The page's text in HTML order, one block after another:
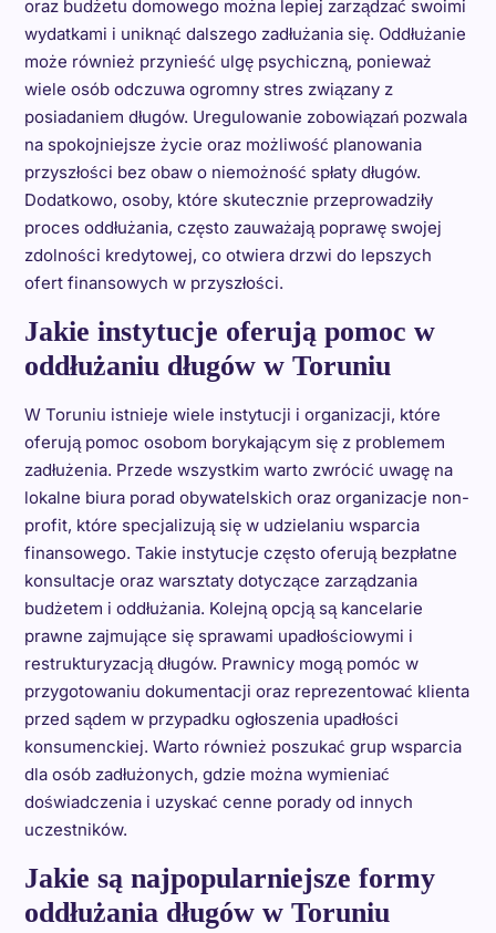
oraz budżetu domowego można lepiej zarządzać swoimi
wydatkami i uniknąć dalszego zadłużania się. Oddłużanie
może również przynieść ulgę psychiczną, ponieważ
wiele osób odczuwa ogromny stres związany z
posiadaniem długów. Uregulowanie zobowiązań pozwala
na spokojniejsze życie oraz możliwość planowania
przyszłości bez obaw o niemożność spłaty długów.
Dodatkowo, osoby, które skutecznie przeprowadziły
proces oddłużania, często zauważają poprawę swojej
zdolności kredytowej, co otwiera drzwi do lepszych
ofert finansowych w przyszłości.
Jakie instytucje oferują pomoc w
oddłużaniu długów w Toruniu
W Toruniu istnieje wiele instytucji i organizacji, które
oferują pomoc osobom borykającym się z problemem
zadłużenia. Przede wszystkim warto zwrócić uwagę na
lokalne biura porad obywatelskich oraz organizacje non-
profit, które specjalizują się w udzielaniu wsparcia
finansowego. Takie instytucje często oferują bezpłatne
konsultacje oraz warsztaty dotyczące zarządzania
budżetem i oddłużania. Kolejną opcją są kancelarie
prawne zajmujące się sprawami upadłościowymi i
restrukturyzacją długów. Prawnicy mogą pomóc w
przygotowaniu dokumentacji oraz reprezentować klienta
przed sądem w przypadku ogłoszenia upadłości
konsumenckiej. Warto również poszukać grup wsparcia
dla osób zadłużonych, gdzie można wymieniać
doświadczenia i uzyskać cenne porady od innych
uczestników.
Jakie są najpopularniejsze formy
oddłużania długów w Toruniu